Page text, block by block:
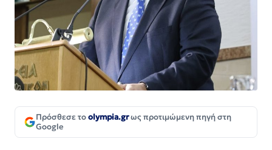
Πρόσθεσε τοolympia.grως προτιμώμενη πηγή στη
Google